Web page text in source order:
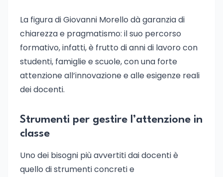
La figura di Giovanni Morello dà garanzia di
chiarezza e pragmatismo: il suo percorso
formativo, infatti, è frutto di anni di lavoro con
studenti, famiglie e scuole, con una forte
attenzione all’innovazione e alle esigenze reali
dei docenti.
Strumenti per gestire l’attenzione in
classe
Uno dei bisogni più avvertiti dai docenti è
quello di strumenti concreti e